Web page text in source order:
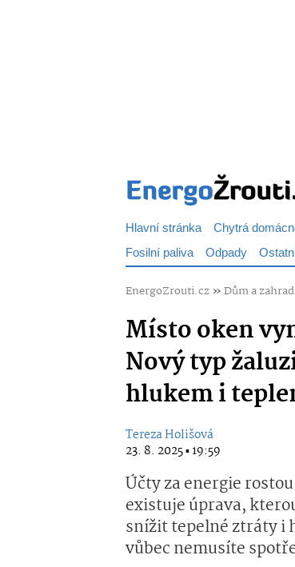
Hlavní stránka Chytrá
Fosilní paliva Odpady
EnergoZrouti.cz»Dům a
Místo oken
Nový typ
hlukem i
Tereza Holišová
23. 8. 2025 ▪ 19:59
Účty za energie
existuje úprava,
snížit tepelné ztráty i
vůbec nemusíte